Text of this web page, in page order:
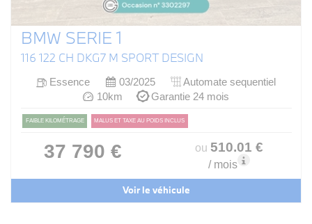
BMW SERIE 1
116 122 CH DKG7 M SPORT DESIGN
Essence 03/2025
Automate sequentiel
10km
Garantie 24 mois
FAIBLE KILOMÉTRAGE MALUS ET TAXE AU POIDS INCLUS
37 790 € ou 510.01 €
/ mois
Voir le véhicule